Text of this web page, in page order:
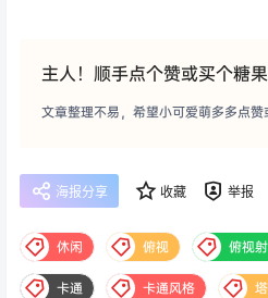
主人！顺手点个赞或买个糖
文章整理不易，希望小可爱萌多多点
海报分享 收藏 举报
休闲 俯视 俯视
卡通 卡通风格